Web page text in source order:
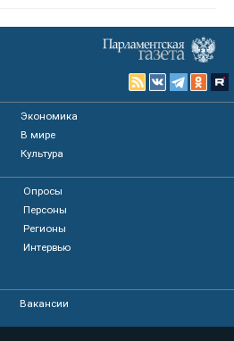
Экономика
В мире
Культура
Опросы
Персоны
Регионы
Интервью
Вакансии